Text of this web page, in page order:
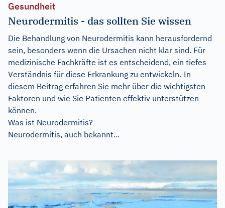
Gesundheit
Neurodermitis - das sollten Sie wissen
Die Behandlung von Neurodermitis kann herausfordernd
sein, besonders wenn die Ursachen nicht klar sind. Für
medizinische Fachkräfte ist es entscheidend, ein tiefes
Verständnis für diese Erkrankung zu entwickeln. In
diesem Beitrag erfahren Sie mehr über die wichtigsten
Faktoren und wie Sie Patienten effektiv unterstützen
können.
Was ist Neurodermitis?
Neurodermitis, auch bekannt...